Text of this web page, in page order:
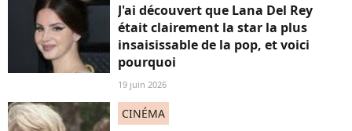
J'ai découvert que Lana Del Rey
était clairement la star la plus
insaisissable de la pop, et voici
pourquoi
19 juin 2026
CINÉMA